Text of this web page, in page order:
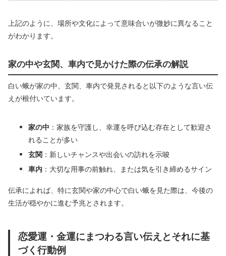
上記のように、場所や文化によって意味合いが微妙に異なること
がわかります。
家の中や玄関、車内で見かけた際の伝承の解説
白い蛾が家の中、玄関、車内で発見されると以下のような言い伝
えが根付いています。
家の中 ：家族を守護し、幸運を呼び込む存在として歓迎さ
れることが多い
玄関 ：新しいチャンスや出会いの訪れを示唆
車内 ：大切な用事の前触れ、または気を引き締めるサイン
伝承によれば、特に玄関や家の中心で白い蛾を見た際は、今後の
生活が穏やかに進む予兆とされます。
恋愛運・金運にまつわる言い伝えとそれに基
づく行動例